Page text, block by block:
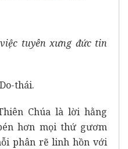
tuyên xưng đức tin
thái.
Chúa là lời hằng
hơn mọi thứ gươm
phân rẽ linh hồn với